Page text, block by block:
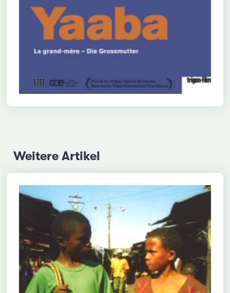
Weitere Artikel